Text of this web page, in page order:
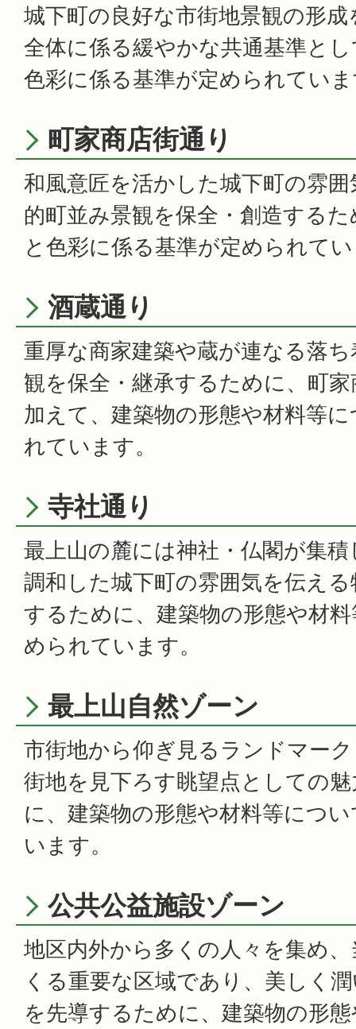
城下町の良好な市街地景観の形
全体に係る緩やかな共通基準と
色彩に係る基準が定められてい
町家商店街通り
和風意匠を活かした城下町の雰
的町並み景観を保全・創造する
と色彩に係る基準が定められて
酒蔵通り
重厚な商家建築や蔵が連なる落
観を保全・継承するために、町
加えて、建築物の形態や材料等
れています。
寺社通り
最上山の麓には神社・仏閣が集
調和した城下町の雰囲気を伝え
するために、建築物の形態や材
められています。
最上山自然ゾーン
市街地から仰ぎ見るランドマー
街地を見下ろす眺望点としての
に、建築物の形態や材料等につ
います。
公共公益施設ゾーン
地区内外から多くの人々を集め
くる重要な区域であり、美しく
を先導するために、建築物の形